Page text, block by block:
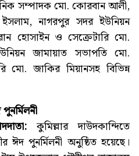
সম্পাদক মো. কোরবান আলী,
নাগরপুর সদর ইউনিয়ন
হোসাইন ও সেক্রেটারি মো.
জামায়াত সভাপতি মো.
মো. জাকির মিয়ানসহ বিভিন্ন
কুমিল্লার দাউদকান্দিতে
ঈদ পুনর্মিলনী অনুষ্ঠিত হয়েছে।